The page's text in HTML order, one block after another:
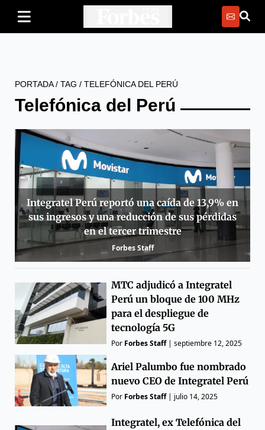
PORTADA/ TAG / TELEFÓNICA DEL PERÚ
Telefónica del Perú
Integratel Perú reportó una caída de 13,9% en
sus ingresos y una reducción de sus pérdidas
en el tercer trimestre
Forbes Staff
MTC adjudicó a Integratel
Perú un bloque de 100 MHz
para el despliegue de
tecnología 5G
Por Forbes Staff|septiembre 12, 2025
Ariel Palumbo fue nombrado
nuevo CEO de Integratel Perú
Por Forbes Staff| julio 14, 2025
Integratel, ex Telefónica del